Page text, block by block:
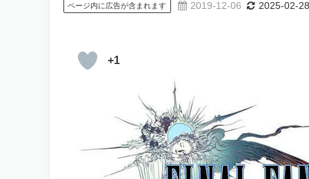
ページ内に広告が含まれます 2019-12-06 2025-02-28
+1